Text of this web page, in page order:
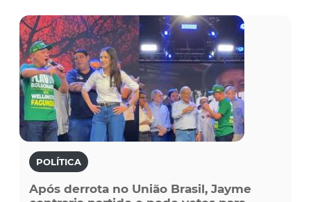
POLÍTICA
Após derrota no União Brasil, Jayme